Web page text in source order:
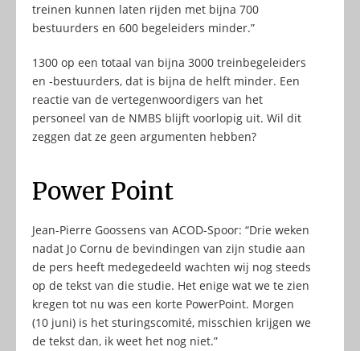
treinen kunnen laten rijden met bijna 700
bestuurders en 600 begeleiders minder.”
1300 op een totaal van bijna 3000 treinbegeleiders
en -bestuurders, dat is bijna de helft minder. Een
reactie van de vertegenwoordigers van het
personeel van de NMBS blijft voorlopig uit. Wil dit
zeggen dat ze geen argumenten hebben?
Power Point
Jean-Pierre Goossens van ACOD-Spoor: “Drie weken
nadat Jo Cornu de bevindingen van zijn studie aan
de pers heeft medegedeeld wachten wij nog steeds
op de tekst van die studie. Het enige wat we te zien
kregen tot nu was een korte PowerPoint. Morgen
(10 juni) is het sturingscomité, misschien krijgen we
de tekst dan, ik weet het nog niet.”